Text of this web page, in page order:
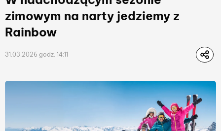
zimowym na narty jedziemy z
Rainbow
31.03.2026 godz. 14:11